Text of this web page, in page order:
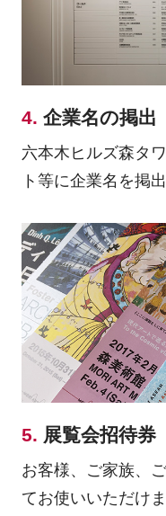
4. 企業名の掲出
六本木ヒルズ森タ
ト等に企業名を掲
5. 展覧会招待券
お客様、ご家族、
てお使いいただけま